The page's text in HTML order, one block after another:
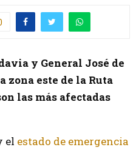
y General José de
zona este de la Ruta
las más afectadas
el estado de emergencia